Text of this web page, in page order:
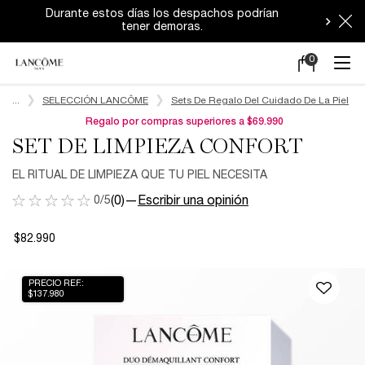
Durante estos días los despachos podrían
tener demoras.
Mi
0
0 producto
SELECCIÓN LANCÔME Sets De Regalo Del Cuidado De La Piel
Regalo por compras superiores a $69.990
SET DE LIMPIEZA CONFORT​
EL RITUAL DE LIMPIEZA QUE TU PIEL NECESITA​
0/5(0)— Escribir una opinión
$82.990
PRECIO REF.:
$137.980